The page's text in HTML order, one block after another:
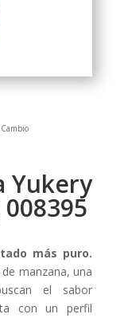
Yukery
más puro.
manzana, una
el sabor
con un perfil